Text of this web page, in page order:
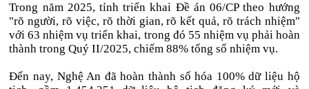
Trong năm 2025, tỉnh triển khai Đề án 06/CP theo hướng
"rõ người, rõ việc, rõ thời gian, rõ kết quả, rõ trách nhiệm"
với 63 nhiệm vụ triển khai, trong đó 55 nhiệm vụ phải hoàn
thành trong Quý II/2025, chiếm 88% tổng số nhiệm vụ.
Đến nay, Nghệ An đã hoàn thành số hóa 100% dữ liệu hộ